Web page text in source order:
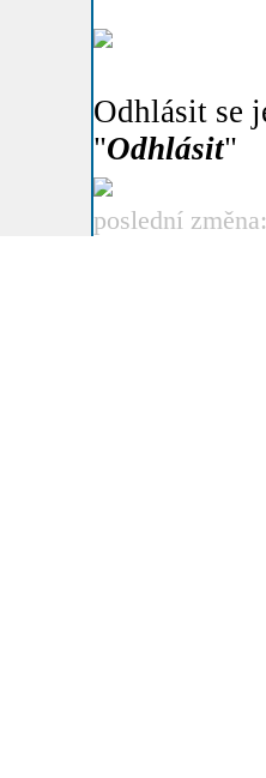
Odhlásit se
"Odhlásit"
poslední